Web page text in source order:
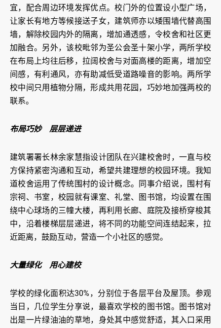
宜，配合周边环境发挥优点。校门外的位置设小型广场，
让家长有地方等候接送子女，建筑师亦以矮围墙代替高围
墙，解除校园内外的隔离，增加通透感，令校舍和社区更
加融合。另外，该校毗邻为圣公会圣十架小学，两所学校
在布局上均往后移，拉阔校舍与对面高楼的距离，增加空
间感，有利通风，亦有助减低受道路噪音的影响。两所学
校中间只用植物分隔，形成共用花园，巧妙地加强两校的
联系。
布局巧妙 层层递进
建筑署署长林余家慧指设计团队在兴建校舍时，一直与校
方保持紧密沟通和互动，希望共建理想的校园环境。我知
道校舍运用了传统围村的设计概念。同事介绍说，围村有
宗祠、书室，校园就有课室、礼堂、图书馆，均设置在围
绕中心球场的三幢大楼，再利用长廊、庭院及接桥穿梭其
中，沿着楼梯层层递进，将不同的功能空间连结起来，拉
近距离，鼓励互动，营造一个小社区的感觉。
大量绿化 用心建校
学校的绿化面积达30%，分别位于各层平台及屋顶。参观
当日，几位学生分享说，最喜欢学校的图书馆。图书馆对
出是一片绿油油的草地，身处其中感觉舒适，其入口采用